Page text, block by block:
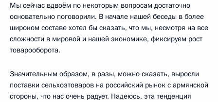
Мы сейчас вдвоём по некоторым вопросам достаточно
основательно поговорили. В начале нашей беседы в более
широком составе хотел бы сказать, что мы, несмотря на все
сложности в мировой и нашей экономике, фиксируем рост
товарооборота.
Значительным образом, в разы, можно сказать, выросли
поставки сельхозтоваров на российский рынок с армянской
стороны, что нас очень радует. Надеюсь, эта тенденция